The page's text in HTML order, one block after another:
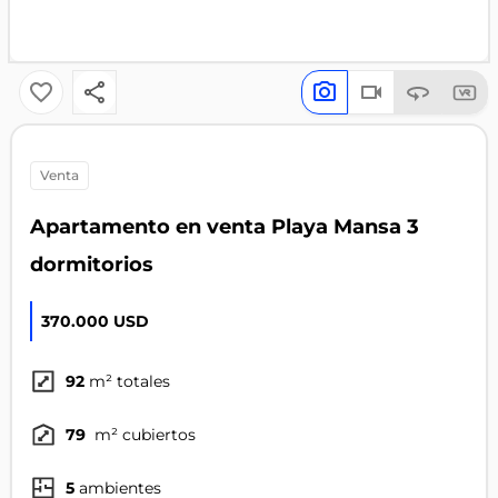
venta
Apartamento en venta Playa Mansa 3
dormitorios
370.000 USD
92 m² totales
79 m² cubiertos
5 ambientes